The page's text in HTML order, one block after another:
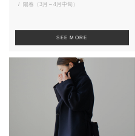
陽春（3月～4月中旬）
SEE MORE